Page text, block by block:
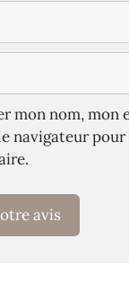
mon nom, mon
navigateur